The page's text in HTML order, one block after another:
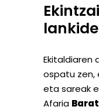
Ekitaldiaren
ospatu zen,
eta sareak
Afaria